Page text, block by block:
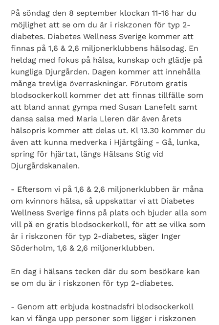
På söndag den 8 september klockan 11-16 har du
möjlighet att se om du är i riskzonen för typ 2-
diabetes. Diabetes Wellness Sverige kommer att
finnas på 1,6 & 2,6 miljonerklubbens hälsodag. En
heldag med fokus på hälsa, kunskap och glädje på
kungliga Djurgården. Dagen kommer att innehålla
många trevliga överraskningar. Förutom gratis
blodsockerkoll kommer det att finnas tillfälle som
att bland annat gympa med Susan Lanefelt samt
dansa salsa med Maria Lleren där även årets
hälsopris kommer att delas ut. Kl 13.30 kommer du
även att kunna medverka i Hjärtgåing - Gå, lunka,
spring för hjärtat, längs Hälsans Stig vid
Djurgårdskanalen.
- Eftersom vi på 1,6 & 2,6 miljonerklubben är måna
om kvinnors hälsa, så uppskattar vi att Diabetes
Wellness Sverige finns på plats och bjuder alla som
vill på en gratis blodsockerkoll, för att se vilka som
är i riskzonen för typ 2-diabetes, säger Inger
Söderholm, 1,6 & 2,6 miljonerklubben.
En dag i hälsans tecken där du som besökare kan
se om du är i riskzonen för typ 2-diabetes.
- Genom att erbjuda kostnadsfri blodsockerkoll
kan vi fånga upp personer som ligger i riskzonen